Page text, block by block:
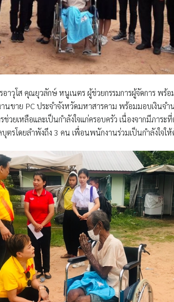
วุโส คุณยุวลักษ์ หนูเนตร ผู้ช่วยกรรมการผู้จัดการ พร้อ
ขาย PC ประจำจังหวัดมหาสารคาม พร้อมมอบเงินจำ
ช่วยเหลือและเป็นกำลังใจแก่ครอบครัว เนื่องจากมีภาระ
บุตรโดยลำพังถึง 3 คน เพื่อนพนักงานร่วมเป็นกำลังใจใ